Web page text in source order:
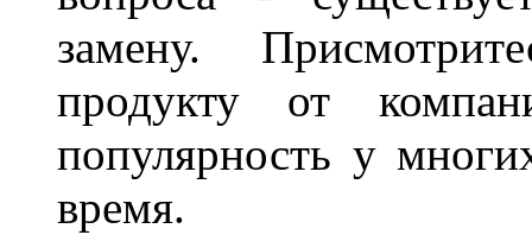
замену.
продукту от
популярность у
время.